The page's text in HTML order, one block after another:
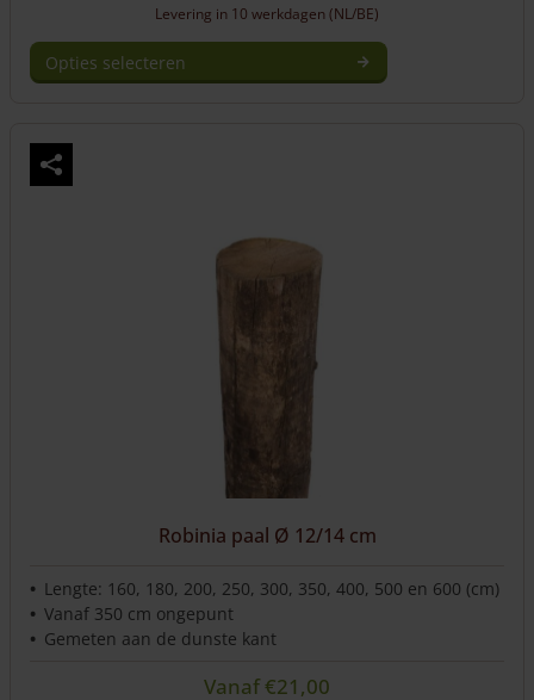
Levering in 10 werkdagen (NL/BE)
Opties selecteren
heeft
meerdere
variaties.
Robinia paal Ø 12/14 cm
Lengte: 160, 180, 200, 250, 300, 350, 400, 500 en 600 (cm)
Vanaf 350 cm ongepunt
Gemeten aan de dunste kant
Vanaf€21,00